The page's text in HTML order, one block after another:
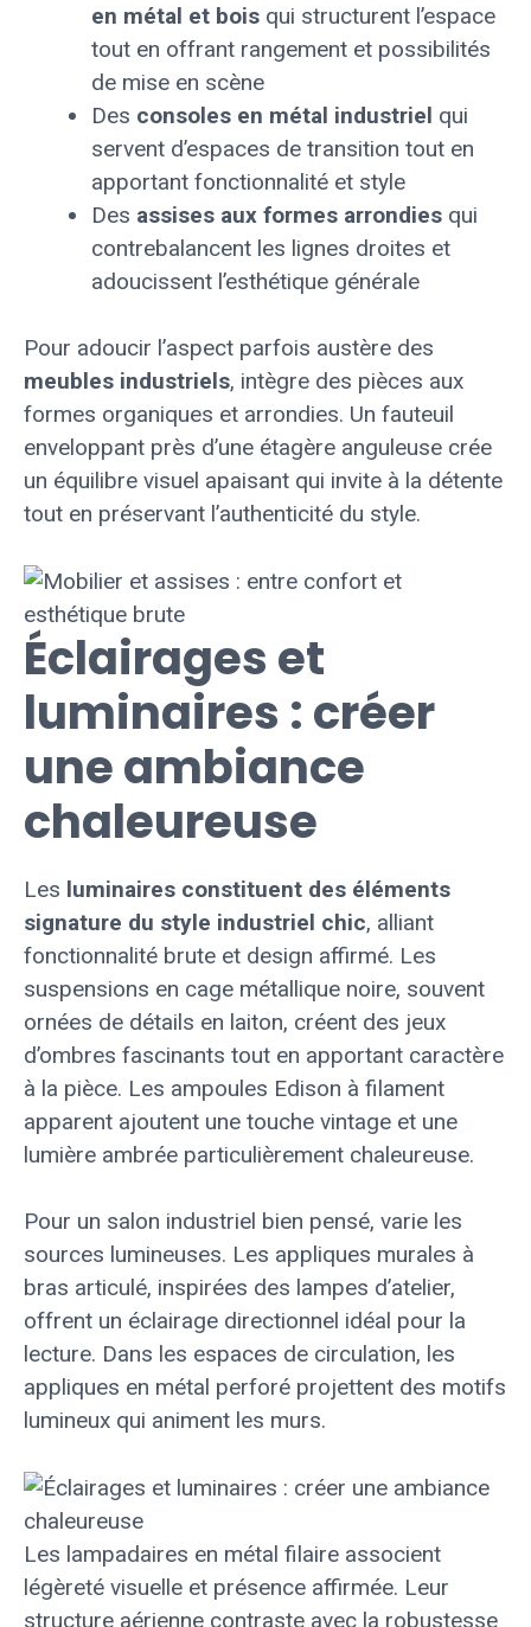
en métal et bois qui structurent l’espace
tout en offrant rangement et possibilités
de mise en scène
Des consoles en métal industriel qui
servent d’espaces de transition tout en
apportant fonctionnalité et style
Des assises aux formes arrondies qui
contrebalancent les lignes droites et
adoucissent l’esthétique générale
Pour adoucir l’aspect parfois austère des
meubles industriels, intègre des pièces aux
formes organiques et arrondies. Un fauteuil
enveloppant près d’une étagère anguleuse crée
un équilibre visuel apaisant qui invite à la détente
tout en préservant l’authenticité du style.
Éclairages et
luminaires : créer
une ambiance
chaleureuse
Les luminaires constituent des éléments
signature du style industriel chic, alliant
fonctionnalité brute et design affirmé. Les
suspensions en cage métallique noire, souvent
ornées de détails en laiton, créent des jeux
d’ombres fascinants tout en apportant caractère
à la pièce. Les ampoules Edison à filament
apparent ajoutent une touche vintage et une
lumière ambrée particulièrement chaleureuse.
Pour un salon industriel bien pensé, varie les
sources lumineuses. Les appliques murales à
bras articulé, inspirées des lampes d’atelier,
offrent un éclairage directionnel idéal pour la
lecture. Dans les espaces de circulation, les
appliques en métal perforé projettent des motifs
lumineux qui animent les murs.
Les lampadaires en métal filaire associent
légèreté visuelle et présence affirmée. Leur
structure aérienne contraste avec la robustesse